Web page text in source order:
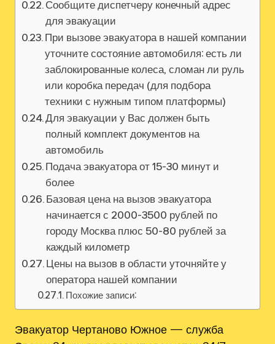
Сообщите диспетчеру конечный адрес
для эвакуации
При вызове эвакуатора в нашей компании
уточните состояние автомобиля: есть ли
заблокированные колеса‚ сломан ли руль
или коробка передач (для подбора
техники с нужным типом платформы)
Для эвакуации у Вас должен быть
полный комплект документов на
автомобиль
Подача эвакуатора от 15-30 минут и
более
Базовая цена на вызов эвакуатора
начинается с 2000-3500 рублей по
городу Москва плюс 50-80 рублей за
каждый километр
Цены на вызов в области уточняйте у
оператора нашей компании
Похожие записи:
Эвакуатор Чертаново Южное — служба